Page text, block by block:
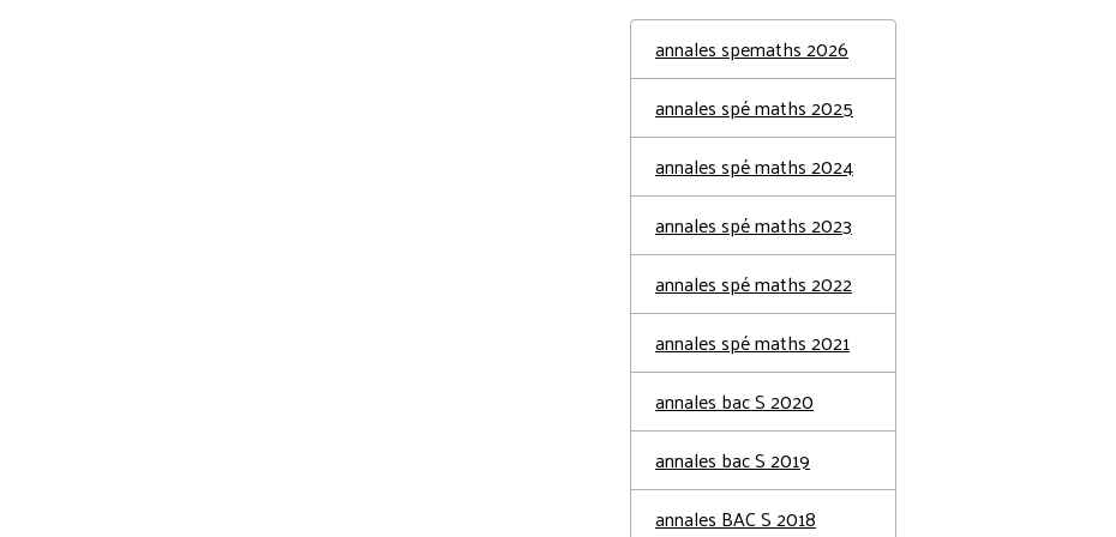
annales spemaths 2026
annales spé maths 2025
annales spé maths 2024
annales spé maths 2023
annales spé maths 2022
annales spé maths 2021
annales bac S 2020
annales bac S 2019
annales BAC S 2018